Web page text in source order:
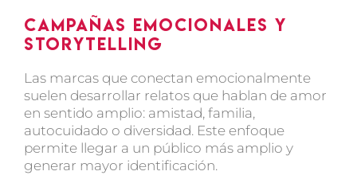
Campañas emocionales y
storytelling
Las marcas que conectan emocionalmente
suelen desarrollar relatos que hablan de amor
en sentido amplio: amistad, familia,
autocuidado o diversidad. Este enfoque
permite llegar a un público más amplio y
generar mayor identificación.